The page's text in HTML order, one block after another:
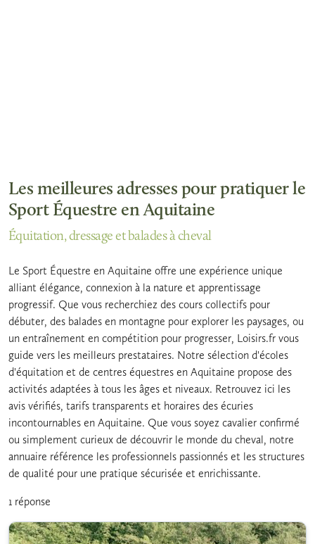
Les meilleures adresses pour pratiquer le
Sport Équestre en Aquitaine
Équitation, dressage et balades à cheval
Le Sport Équestre en Aquitaine offre une expérience unique
alliant élégance, connexion à la nature et apprentissage
progressif. Que vous recherchiez des cours collectifs pour
débuter, des balades en montagne pour explorer les paysages, ou
un entraînement en compétition pour progresser, Loisirs.fr vous
guide vers les meilleurs prestataires. Notre sélection d'écoles
d'équitation et de centres équestres en Aquitaine propose des
activités adaptées à tous les âges et niveaux. Retrouvez ici les
avis vérifiés, tarifs transparents et horaires des écuries
incontournables en Aquitaine. Que vous soyez cavalier confirmé
ou simplement curieux de découvrir le monde du cheval, notre
annuaire référence les professionnels passionnés et les structures
de qualité pour une pratique sécurisée et enrichissante.
1 réponse